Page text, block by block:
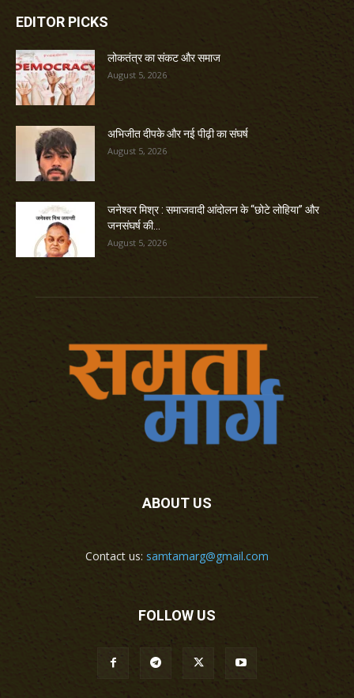
EDITOR PICKS
लोकतंत्र का संकट और समाज
August 5, 2026
अभिजीत दीपके और नई पीढ़ी का संघर्ष
August 5, 2026
जनेश्वर मिश्र : समाजवादी आंदोलन के “छोटे लोहिया” और
जनसंघर्ष की...
August 5, 2026
ABOUT US
Contact us: samtamarg@gmail.com
FOLLOW US